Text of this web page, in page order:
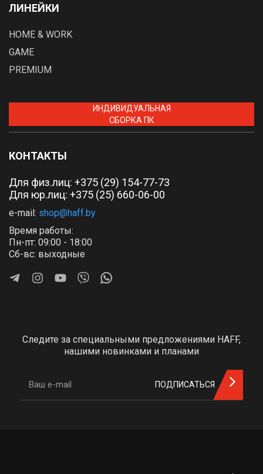
ЛИНЕЙКИ
HOME & WORK
GAME
PREMIUM
ИНДИВИДУАЛЬНАЯ
СБОРКА ПК
КОНТАКТЫ
Для физ.лиц: +375 (29) 154-77-73
Для юр.лиц: +375 (25) 660-06-00
e-mail: shop@haff.by
Время работы:
Пн-пт: 09:00 - 18:00
Сб-вс: выходные
Следите за специальными предложениями HAFF,
нашими новинками и планами
ПОДПИСАТЬСЯ